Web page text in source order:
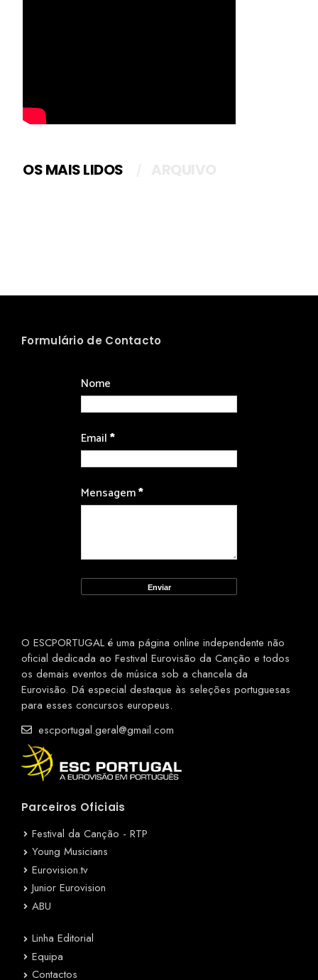
OS MAIS LIDOS
Formulário de Contacto
Nome
Email*
Mensagem*
O ESCPORTUGAL é uma página online independente não
oficial dedicada ao Festival Eurovisão da Canção e todos
os demais eventos de música sob a chancela da
Eurovisão. Dá especial destaque às seleções portuguesas
para esses concursos europeus.
escportugal.geral@gmail.com
Parceiros Oficiais
Festival da Canção - RTP
Young Musicians
Eurovision.tv
Junior Eurovision
ABU
Linha Editorial
Equipa
Contactos